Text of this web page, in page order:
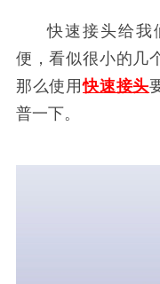
快速接头给我
便，看似很小的几
那么使用快速接头
普一下。